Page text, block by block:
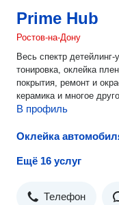
Prime Hub
Ростов-на-Дону
Весь спектр
тонировка, оклейка
покрытия, ремонт и
керамика и многое
В профиль
Ещё 16 услуг
Телефон